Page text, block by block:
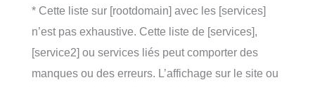
* Cette liste sur [rootdomain] avec les [services]
n’est pas exhaustive. Cette liste de [services],
[service2] ou services liés peut comporter des
manques ou des erreurs. L’affichage sur le site ou